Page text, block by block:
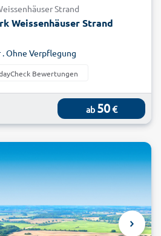
Strand
Weissenhäuser Strand
Ohne Verpflegung
Bewertungen
ab 50€